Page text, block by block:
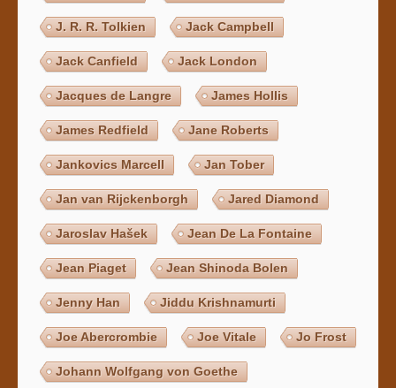
J. R. R. Tolkien Jack Campbell
Jack Canfield Jack London
Jacques de Langre James Hollis
James Redfield Jane Roberts
Jankovics Marcell Jan Tober
Jan van Rijckenborgh Jared Diamond
Jaroslav Hašek Jean De La Fontaine
Jean Piaget Jean Shinoda Bolen
Jenny Han Jiddu Krishnamurti
Joe Abercrombie Joe Vitale Jo Frost
Johann Wolfgang von Goethe